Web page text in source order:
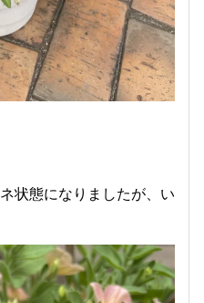
状態になりましたが、い